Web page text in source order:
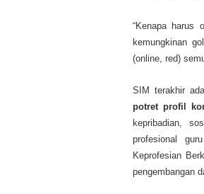
“Kenapa harus
kemungkinan
(online, red)
SIM terakhir
potret profil
kepribadian,
profesional
Keprofesian
pengembangan